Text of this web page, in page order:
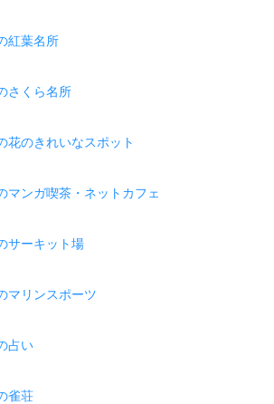
紅葉名所
さくら名所
花のきれいなスポット
マンガ喫茶・ネットカフェ
サーキット場
マリンスポーツ
占い
雀荘